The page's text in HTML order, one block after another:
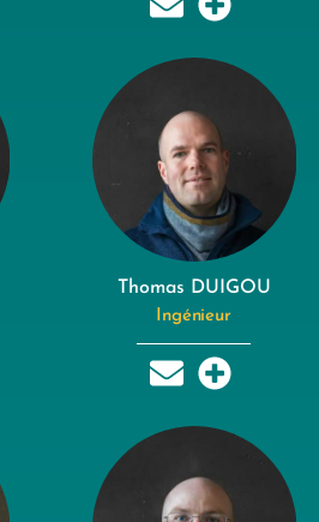
Thomas DUIGOU
Ingénieur